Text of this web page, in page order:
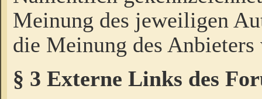
Meinung des jeweiligen
die Meinung des Anbieters
§ 3 Externe Links des